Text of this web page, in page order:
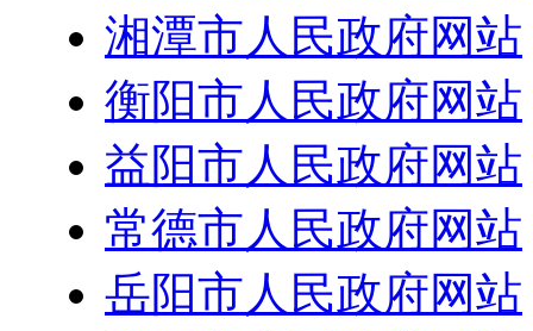
湘潭市人民政府网站
衡阳市人民政府网站
益阳市人民政府网站
常德市人民政府网站
岳阳市人民政府网站